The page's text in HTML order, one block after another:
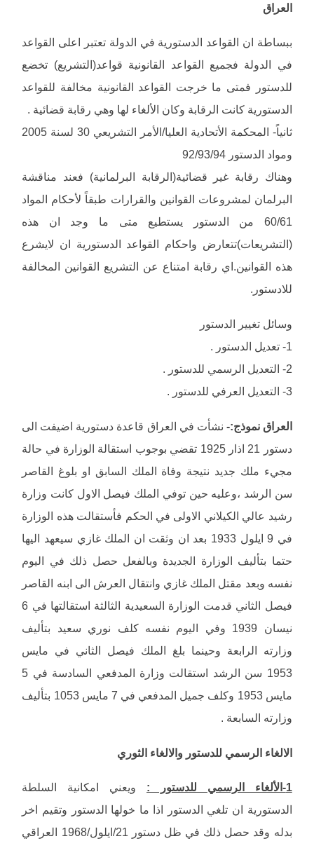
العراق
ببساطة ان القواعد الدستورية في الدولة تعتبر اعلى القواعد
في الدولة فجميع القواعد القانونية قواعد(التشريع) تخضع
للدستور فمتى ما خرجت القواعد القانونية مخالفة للقواعد
الدستورية كانت الرقابة وكان الألغاء لها وهي رقابة قضائية .
ثانياً- المحكمة الأتحادية العليا/الأمر التشريعي 30 لسنة 2005
ومواد الدستور 92/93/94
وهناك رقابة غير قضائية(الرقابة البرلمانية) فعند مناقشة
البرلمان لمشروعات القوانين والقرارات طبقاً لأحكام المواد
60/61 من الدستور يستطيع متى ما وجد ان هذه
(التشريعات)تتعارض واحكام القواعد الدستورية ان لايشرع
هذه القوانين.اي رقابة امتناع عن التشريع القوانين المخالفة
للادستور.
وسائل تغيير الدستور
1- تعديل الدستور .
2- التعديل الرسمي للدستور .
3- التعديل العرفي للدستور .
العراق نموذج:- نشأت في العراق قاعدة دستورية اضيفت الى
دستور 21 اذار 1925 تقضي بوجوب استقالة الوزارة في حالة
مجيء ملك جديد نتيجة وفاة الملك السابق او بلوغ القاصر
سن الرشد ،وعليه حين توفي الملك فيصل الاول كانت وزارة
رشيد عالي الكيلاني الاولى في الحكم فأستقالت هذه الوزارة
في 9 ايلول 1933 بعد ان وثقت ان الملك غازي سيعهد اليها
حتما بتأليف الوزارة الجديدة وبالفعل حصل ذلك في اليوم
نفسه وبعد مقتل الملك غازي وانتقال العرش الى ابنه القاصر
فيصل الثاني قدمت الوزارة السعيدية الثالثة استقالتها في 6
نيسان 1939 وفي اليوم نفسه كلف نوري سعيد بتأليف
وزارته الرابعة وحينما بلغ الملك فيصل الثاني في مايس
1953 سن الرشد استقالت وزارة المدفعي السادسة في 5
مايس 1953 وكلف جميل المدفعي في 7 مايس 1053 بتأليف
وزارته السابعة .
الالغاء الرسمي للدستور والالغاء الثوري
1-الألغاء الرسمي للدستور :
ويعني امكانية السلطة
الدستورية ان تلغي الدستور اذا ما خولها الدستور وتقيم اخر
بدله وقد حصل ذلك في ظل دستور 21/ايلول/1968 العراقي